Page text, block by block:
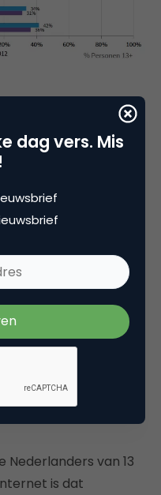
op het internet
constatering dat
steeds meer
mogelijk om
en daardoor online
en de gehele
Standaard
Nederlanders van 13
is dat
dag vers. Mis